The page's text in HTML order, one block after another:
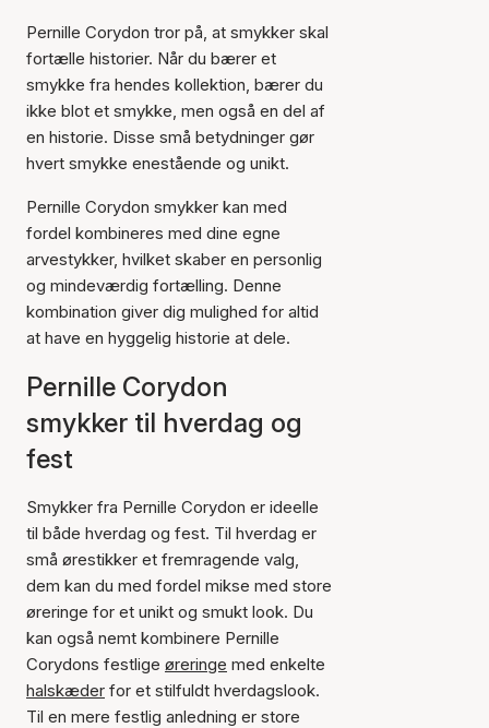
Pernille Corydon tror på, at smykker skal
fortælle historier. Når du bærer et
smykke fra hendes kollektion, bærer du
ikke blot et smykke, men også en del af
en historie. Disse små betydninger gør
hvert smykke enestående og unikt.
Pernille Corydon smykker kan med
fordel kombineres med dine egne
arvestykker, hvilket skaber en personlig
og mindeværdig fortælling. Denne
kombination giver dig mulighed for altid
at have en hyggelig historie at dele.
Pernille Corydon
smykker til hverdag og
fest
Smykker fra Pernille Corydon er ideelle
til både hverdag og fest. Til hverdag er
små ørestikker et fremragende valg,
dem kan du med fordel mikse med store
øreringe for et unikt og smukt look. Du
kan også nemt kombinere Pernille
Corydons festlige øreringe med enkelte
halskæder for et stilfuldt hverdagslook.
Til en mere festlig anledning er store